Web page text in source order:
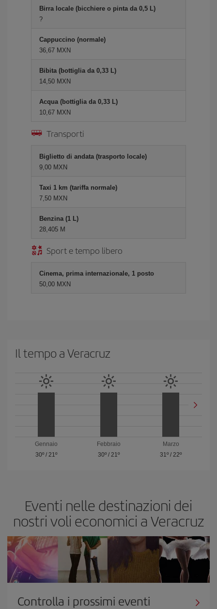
Birra locale (bicchiere o pinta da 0,5 L)
?
Cappuccino (normale)
36,67 MXN
Bibita (bottiglia da 0,33 L)
14,50 MXN
Acqua (bottiglia da 0,33 L)
10,67 MXN
Transporti
Biglietto di andata (trasporto locale)
9,00 MXN
Taxi 1 km (tariffa normale)
7,50 MXN
Benzina (1 L)
28,405 M
Sport e tempo libero
Cinema, prima internazionale, 1 posto
50,00 MXN
Il tempo a Veracruz
Gennaio
30º/ 21º
Febbraio
30º/ 21º
Marzo
31º /22º
Eventi nelle destinazioni dei
nostri voli economici a Veracruz
Controlla i prossimi eventi